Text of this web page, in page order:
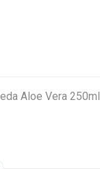
Aloe Vera 250ml